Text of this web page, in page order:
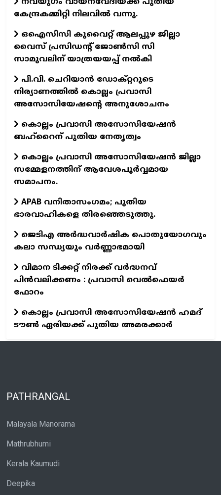
കേന്ദ്രകമ്മിറ്റി നിലവില്‍ വന്നു.
ഒഐസിസി കുവൈറ്റ് ആലപ്പുഴ ജില്ലാ
വൈസ് പ്രസിഡന്റ് ജോണ്‍സി സി
സാമുവലിന് യാത്രയയപ്പ് നല്‍കി
പി.വി. ചെറിയാന്‍ ഡോക്റ്ററുടെ
നിര്യാണത്തില്‍ കൊല്ലം പ്രവാസി
അസോസിയേഷന്റെ അനുശോചനം
കൊല്ലം പ്രവാസി അസോസിയേഷന്‍
ബഹ്‌റൈന് പുതിയ നേതൃത്വം
കൊല്ലം പ്രവാസി അസോസിയേഷന്‍ ജില്ലാ
സമ്മേളനത്തിന് ആവേശപൂര്‍വ്വമായ
സമാപനം.
APAB വനിതാസംഗമം; പുതിയ
ഭാരവാഹികളെ തിരഞ്ഞെടുത്തു.
ജെടിഎ അര്‍ദ്ധവാര്‍ഷിക പൊതുയോഗവും
കലാ സന്ധ്യയും വര്‍ണ്ണാഭമായി
വിമാന ടിക്കറ്റ് നിരക്ക് വർദ്ധനവ്
പിൻവലിക്കണം : പ്രവാസി വെൽഫെയർ
ഫോറം
കൊല്ലം പ്രവാസി അസോസിയേഷന്‍ ഹമദ്
ടൗണ്‍ ഏരിയക്ക് പുതിയ അമരക്കാര്‍
PATHRANGAL
Malayala Manorama
Mathrubhumi
Kerala Kaumudi
Deepika